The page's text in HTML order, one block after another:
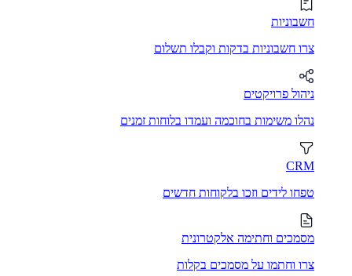
חשבוניות
צרו חשבוניות בדקות וקבלו תשלום
ניהול פרויקטים
נהלו משימות בחוכמה ועמדו בלוחות זמנים
CRM
טפחו לידים וזכו בלקוחות חדשים
מסמכים וחתימה אלקטרונית
צרו וחתמו על מסמכים בקלות